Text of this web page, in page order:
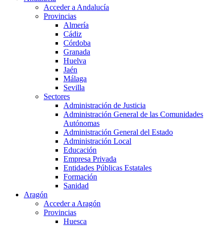
Acceder a Andalucía
Provincias
Almería
Cádiz
Córdoba
Granada
Huelva
Jaén
Málaga
Sevilla
Sectores
Administración de Justicia
Administración General de las Comunidades
Autónomas
Administración General del Estado
Administración Local
Educación
Empresa Privada
Entidades Públicas Estatales
Formación
Sanidad
Aragón
Acceder a Aragón
Provincias
Huesca